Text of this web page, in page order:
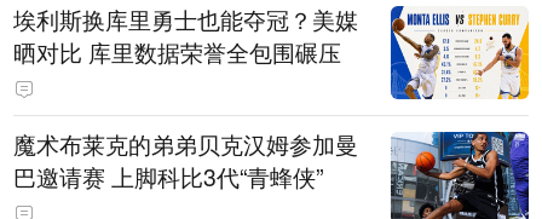
埃利斯换库里勇士也能夺冠？美媒
晒对比 库里数据荣誉全包围碾压
魔术布莱克的弟弟贝克汉姆参加曼
巴邀请赛 上脚科比3代“青蜂侠”